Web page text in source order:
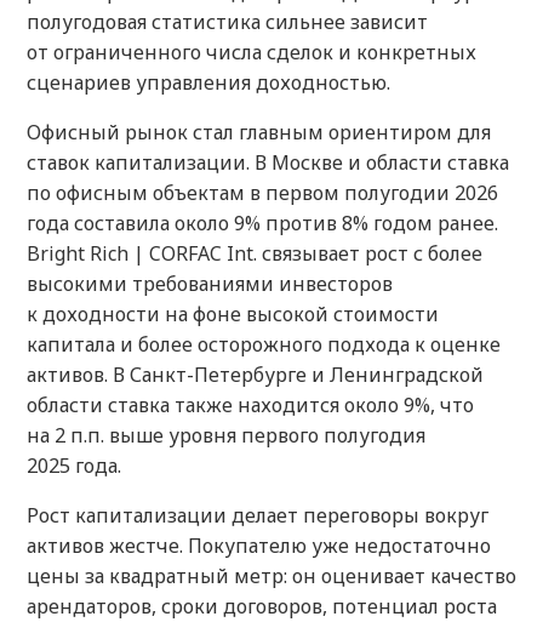
полугодовая статистика сильнее зависит
от ограниченного числа сделок и конкретных
сценариев управления доходностью.
Офисный рынок стал главным ориентиром для
ставок капитализации. В Москве и области ставка
по офисным объектам в первом полугодии 2026
года составила около 9% против 8% годом ранее.
Bright Rich | CORFAC Int. связывает рост с более
высокими требованиями инвесторов
к доходности на фоне высокой стоимости
капитала и более осторожного подхода к оценке
активов. В Санкт-Петербурге и Ленинградской
области ставка также находится около 9%, что
на 2 п.п. выше уровня первого полугодия
2025 года.
Рост капитализации делает переговоры вокруг
активов жестче. Покупателю уже недостаточно
цены за квадратный метр: он оценивает качество
арендаторов, сроки договоров, потенциал роста